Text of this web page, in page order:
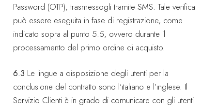
Password (OTP), trasmessogli tramite SMS. Tale verifica
può essere eseguita in fase di registrazione, come
indicato sopra al punto 5.5, ovvero durante il
processamento del primo ordine di acquisto.
6.3 Le lingue a disposizione degli utenti per la
conclusione del contratto sono l’italiano e l’inglese. Il
Servizio Clienti è in grado di comunicare con gli utenti